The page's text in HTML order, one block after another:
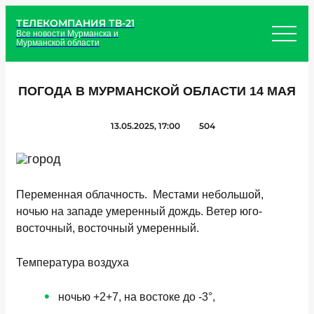
ТЕЛЕКОМПАНИЯ ТВ-21
Все новости Мурманска и
Мурманской области
ПОГОДА В МУРМАНСКОЙ ОБЛАСТИ 14 МАЯ
13.05.2025, 17:00 504
Переменная облачность. Местами небольшой,
ночью на западе умеренный дождь. Ветер юго-
восточный, восточный умеренный.
Температура воздуха
ночью +2+7, на востоке до -3°,